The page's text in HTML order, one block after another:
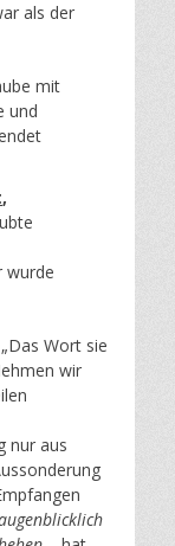
als der
mit
und
,
wurde
Wort sie
wir
nur aus